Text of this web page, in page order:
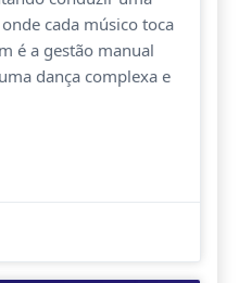
cada músico toca
é a gestão manual
dança complexa e